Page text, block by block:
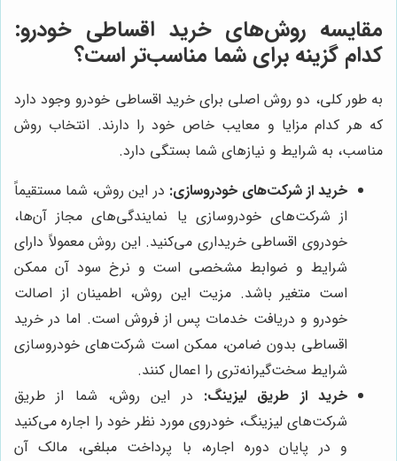
مقایسه روش‌های خرید اقساطی خودرو:
کدام گزینه برای شما مناسب‌تر است؟
به طور کلی، دو روش اصلی برای خرید اقساطی خودرو وجود دارد
که هر کدام مزایا و معایب خاص خود را دارند. انتخاب روش
مناسب، به شرایط و نیازهای شما بستگی دارد.
خرید از شرکت‌های خودروسازی: در این روش، شما مستقیماً
از شرکت‌های خودروسازی یا نمایندگی‌های مجاز آن‌ها،
خودروی اقساطی خریداری می‌کنید. این روش معمولاً دارای
شرایط و ضوابط مشخصی است و نرخ سود آن ممکن
است متغیر باشد. مزیت این روش، اطمینان از اصالت
خودرو و دریافت خدمات پس از فروش است. اما در خرید
اقساطی بدون ضامن، ممکن است شرکت‌های خودروسازی
شرایط سخت‌گیرانه‌تری را اعمال کنند.
خرید از طریق لیزینگ: در این روش، شما از طریق
شرکت‌های لیزینگ، خودروی مورد نظر خود را اجاره می‌کنید
و در پایان دوره اجاره، با پرداخت مبلغی، مالک آن